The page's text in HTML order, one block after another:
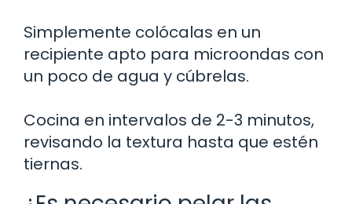
Simplemente colócalas en un
recipiente apto para microondas con
un poco de agua y cúbrelas.
Cocina en intervalos de 2-3 minutos,
revisando la textura hasta que estén
tiernas.